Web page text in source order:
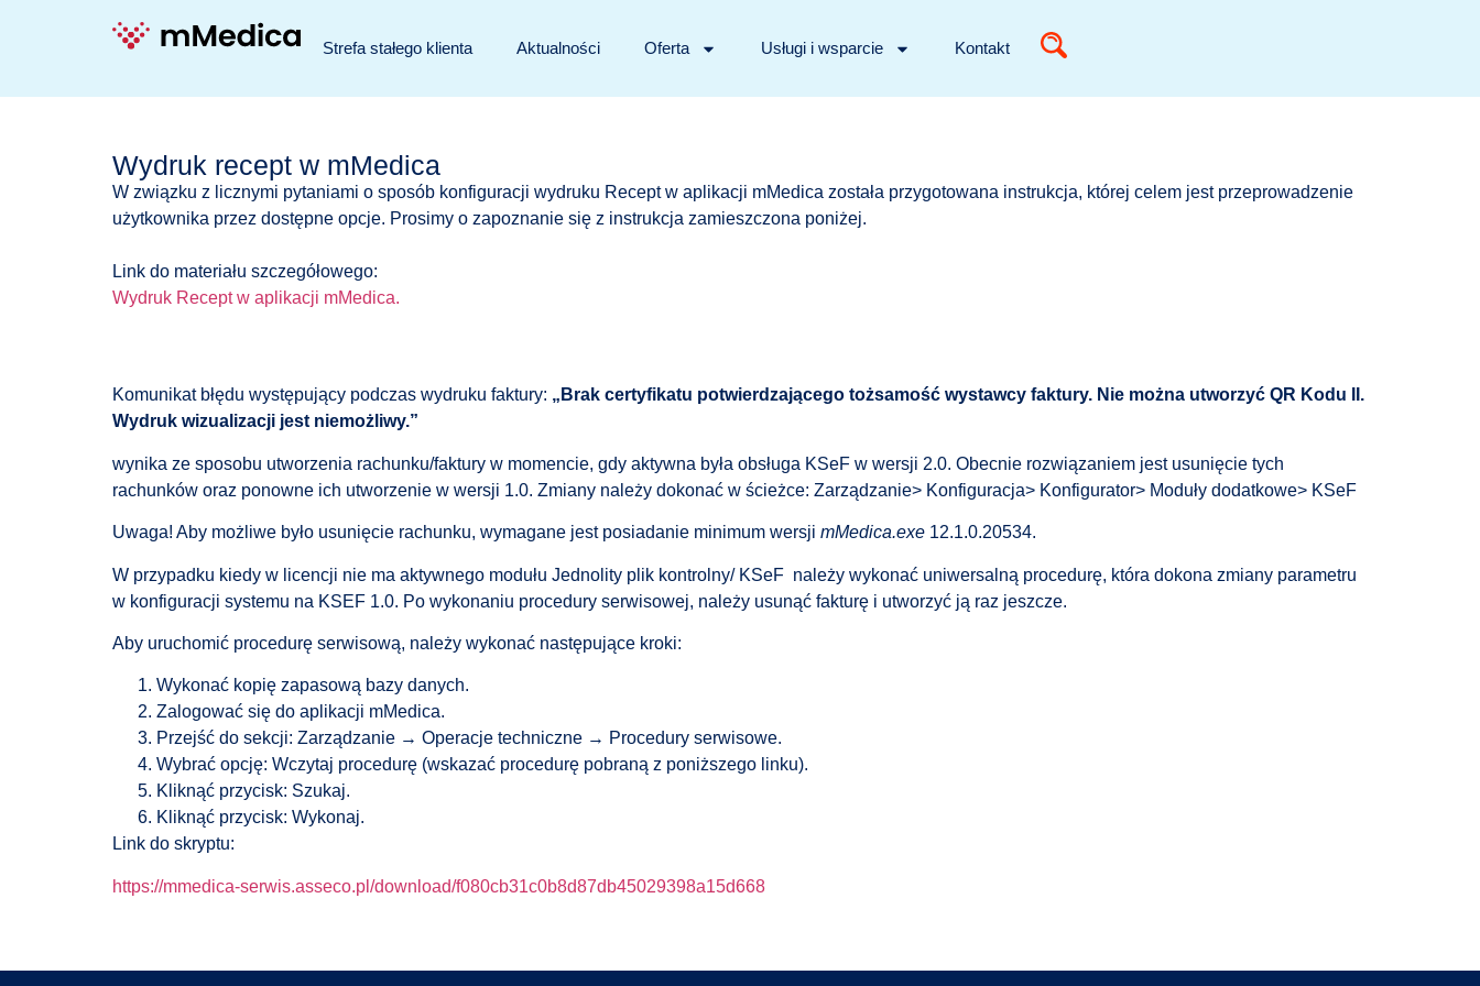
Strefa stałego klienta Aktualności Oferta Usługi i wsparcie Kontakt
Wydruk recept w mMedica
W związku z licznymi pytaniami o sposób konfiguracji wydruku Recept w aplikacji mMedica została przygotowana instrukcja, której celem jest przeprowadzenie
użytkownika przez dostępne opcje. Prosimy o zapoznanie się z instrukcja zamieszczona poniżej.
Link do materiału szczegółowego:
Wydruk Recept w aplikacji mMedica.
Komunikat błędu występujący podczas wydruku faktury: „Brak certyfikatu potwierdzającego tożsamość wystawcy faktury. Nie można utworzyć QR Kodu II.
Wydruk wizualizacji jest niemożliwy.”
wynika ze sposobu utworzenia rachunku/faktury w momencie, gdy aktywna była obsługa KSeF w wersji 2.0. Obecnie rozwiązaniem jest usunięcie tych
rachunków oraz ponowne ich utworzenie w wersji 1.0. Zmiany należy dokonać w ścieżce: Zarządzanie> Konfiguracja> Konfigurator> Moduły dodatkowe> KSeF
Uwaga! Aby możliwe było usunięcie rachunku, wymagane jest posiadanie minimum wersji mMedica.exe 12.1.0.20534.
W przypadku kiedy w licencji nie ma aktywnego modułu Jednolity plik kontrolny/ KSeF należy wykonać uniwersalną procedurę, która dokona zmiany parametru
w konfiguracji systemu na KSEF 1.0. Po wykonaniu procedury serwisowej, należy usunąć fakturę i utworzyć ją raz jeszcze.
Aby uruchomić procedurę serwisową, należy wykonać następujące kroki:
Wykonać kopię zapasową bazy danych.
Zalogować się do aplikacji mMedica.
Przejść do sekcji: Zarządzanie → Operacje techniczne → Procedury serwisowe.
Wybrać opcję: Wczytaj procedurę (wskazać procedurę pobraną z poniższego linku).
Kliknąć przycisk: Szukaj.
Kliknąć przycisk: Wykonaj.
Link do skryptu:
https://mmedica-serwis.asseco.pl/download/f080cb31c0b8d87db45029398a15d668